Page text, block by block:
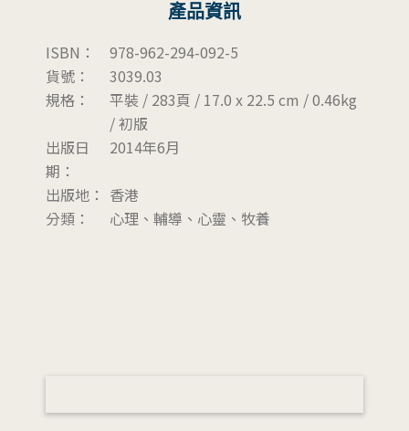
產品資訊
ISBN：
978-962-294-092-5
貨號：
3039.03
規格：
平裝 / 283頁 / 17.0 x 22.5 cm / 0.46kg
/ 初版
出版日
期：
2014年6月
出版地： 香港
分類：
心理、輔導、心靈、牧養